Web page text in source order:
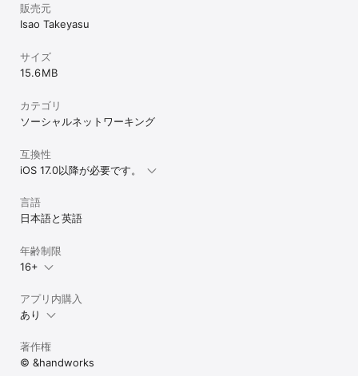
販売元
Isao Takeyasu
サイズ
15.6 MB
カテゴリ
ソーシャルネットワーキング
互換性
iOS 17.0以降が必要です。
言語
日本語と英語
年齢制限
16+
アプリ内購入
あり
著作権
© &handworks